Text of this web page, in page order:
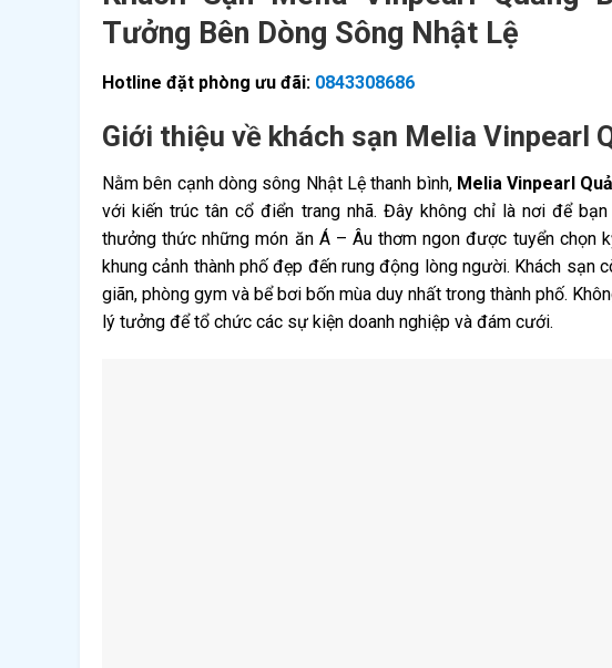
Tưởng Bên Dòng Sông Nhật Lệ
Hotline đặt phòng ưu đãi: 0843308686
Giới thiệu về khách sạn Melia Vinpearl
Nằm bên cạnh dòng sông Nhật Lệ thanh bình, Melia Vinpearl
với kiến trúc tân cổ điển trang nhã. Đây không chỉ là nơi để
thưởng thức những món ăn Á – Âu thơm ngon được tuyển chọn
khung cảnh thành phố đẹp đến rung động lòng người. Khách sạn
giãn, phòng gym và bể bơi bốn mùa duy nhất trong thành phố.
lý tưởng để tổ chức các sự kiện doanh nghiệp và đám cưới.